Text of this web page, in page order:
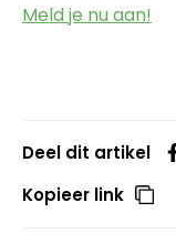
Meld je nu aan!
Deel dit artikel
Kopieer link